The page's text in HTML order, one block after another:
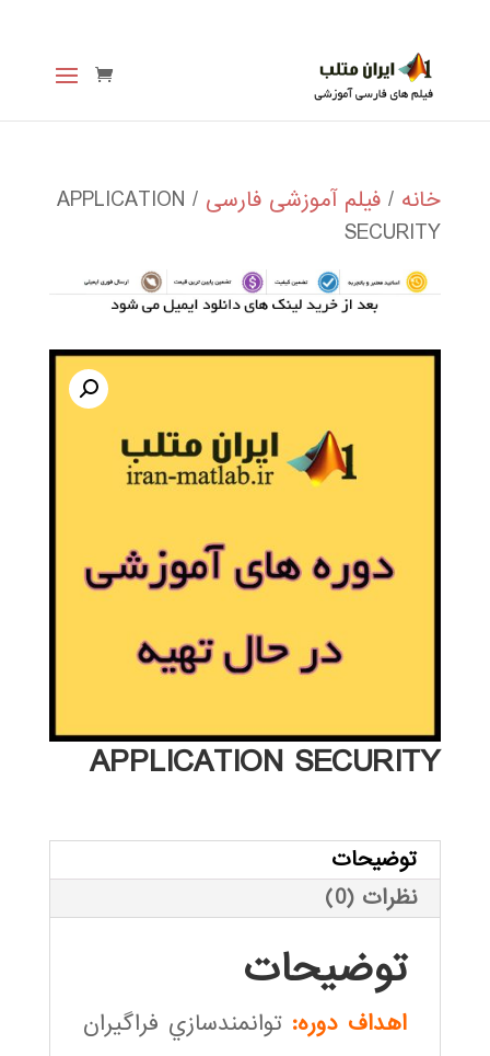
خانه / فیلم آموزشی فارسی
/ APPLICATION
SECURITY
APPLICATION SECURITY
توضیحات
نظرات (0)
توضیحات
اهداف دوره: توانمندسازي فراگيران